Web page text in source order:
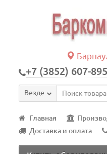
+7 (3852) 607-895
Везде
Главная
Доставка и оплата